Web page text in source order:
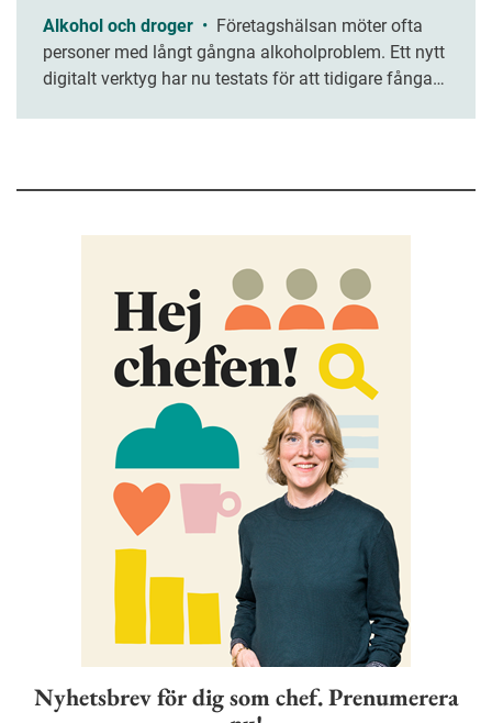
Alkohol och droger •
personer med långt gångna alkoholproblem. Ett nytt
digitalt verktyg har nu testats för att tidigare fånga
Nyhetsbrev för dig som chef. Prenumerera